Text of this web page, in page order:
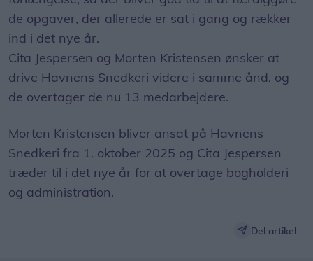
de opgaver, der allerede er sat i gang og rækker
ind i det nye år.
Cita Jespersen og Morten Kristensen ønsker at
drive Havnens Snedkeri videre i samme ånd, og
de overtager de nu 13 medarbejdere.
Morten Kristensen bliver ansat på Havnens
Snedkeri fra 1. oktober 2025 og Cita Jespersen
træder til i det nye år for at overtage bogholderi
og administration.
Del artikel